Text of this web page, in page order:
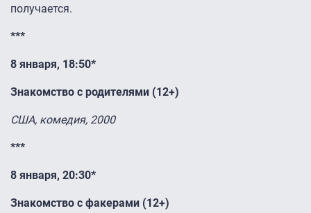
получается.
***
8 января, 18:50*
Знакомство с родителями (12+)
США, комедия, 2000
***
8 января, 20:30*
Знакомство с факерами (12+)